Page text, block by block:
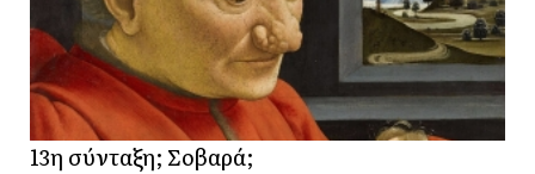
13η σύνταξη; Σοβαρά;